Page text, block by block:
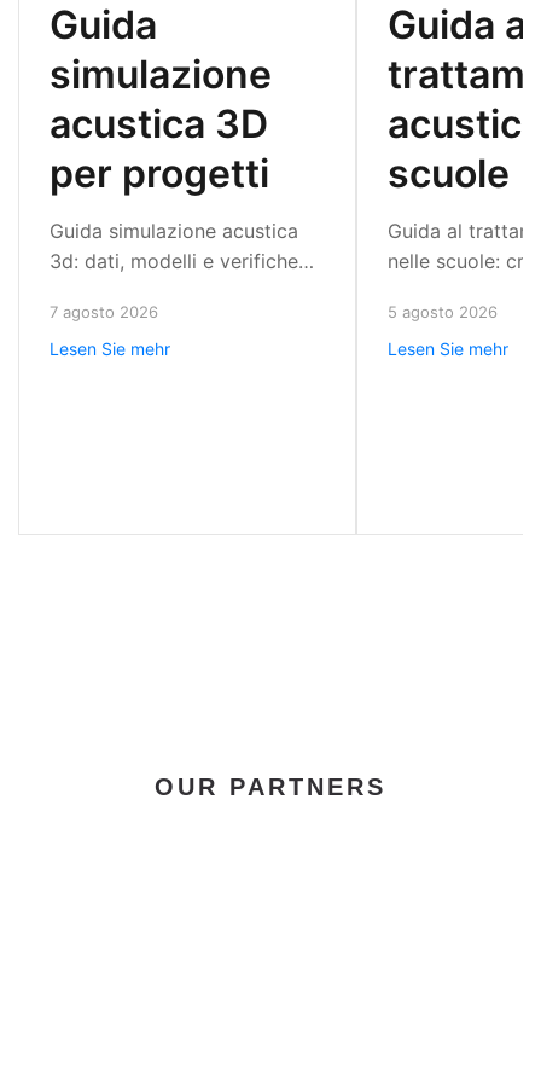
Guida
simulazione
acustica 3D
per progetti
Guida simulazione acustica
3d: dati, modelli e verifiche
riverbero controllato,
isolamento mirato e
7 agosto 2026
Lesen Sie mehr
Guida al
scuole
Guida al
nelle scuole:
ridurre
migliorare
5 agosto 2026
Lesen Sie mehr
OUR PARTNERS